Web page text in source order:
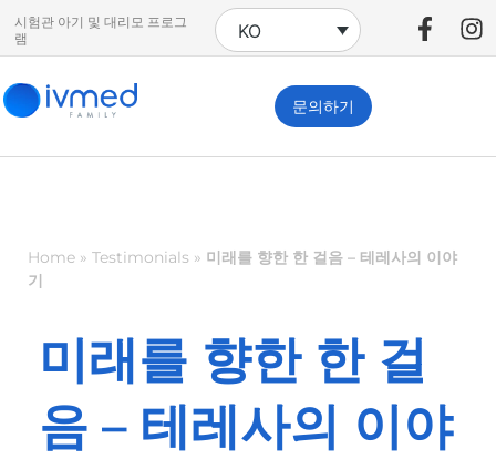
시험관 아기 및 대리모 프로그
램
KO
문의하기
Home » Testimonials » 미래를 향한 한 걸음 – 테레사의 이야
기
미래를 향한 한 걸
음 – 테레사의 이야